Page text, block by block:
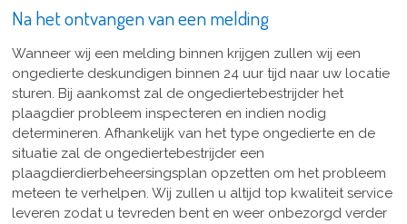
Na het ontvangen van een melding
Wanneer wij een melding binnen krijgen zullen wij een
ongedierte deskundigen binnen 24 uur tijd naar uw locatie
sturen. Bij aankomst zal de ongediertebestrijder het
plaagdier probleem inspecteren en indien nodig
determineren. Afhankelijk van het type ongedierte en de
situatie zal de ongediertebestrijder een
plaagdierdierbeheersingsplan opzetten om het probleem
meteen te verhelpen. Wij zullen u altijd top kwaliteit service
leveren zodat u tevreden bent en weer onbezorgd verder